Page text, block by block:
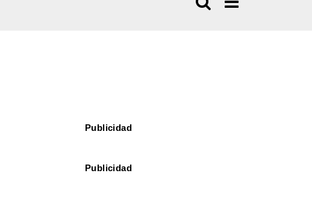
Publicidad
Publicidad